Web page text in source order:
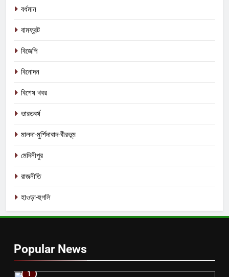
বর্ধমান
বামফ্রন্ট
বিজেপি
বিনোদন
বিশেষ খবর
ভারতবর্ষ
মালদা-মুর্শিদাবাদ-বীরভূম
মেদিনীপুর
রাজনীতি
হাওড়া-হুগলি
Popular News
1